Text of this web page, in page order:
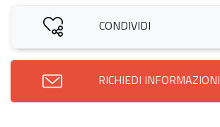
CONDIVIDI
RICHIEDI INFORMAZIONI